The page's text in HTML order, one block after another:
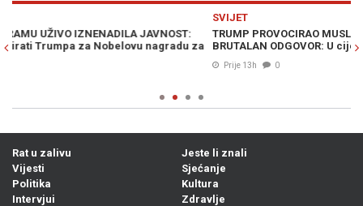
TRUMP PROVOCIRAO MUSLIMANSKOG KANDIDATA, DOBIO
BRUTALAN ODGOVOR: U cijelu priču uvukli i Melaniju
Rat u zalivu
Vijesti
Politika
Intervjui
Jeste li znali
Sjećanje
Kultura
Zdravlje